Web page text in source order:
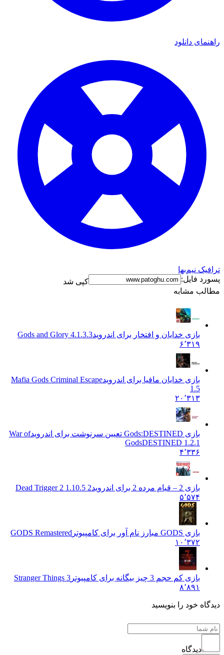
راهنمای دانلود
ترافیک نیم‌بها
پسورد فایل:
کپی شد
مطالب مشابه
بازی خدایان و افتخار برای اندرویدGods and Glory 4.1.3.3
۶٬۳۱۹
بازی خدایان مافیا برای اندرویدMafia Gods Criminal Escape
1.5
۲۰٬۳۱۳
بازی Gods:DESTINED تعیین سرنوشت برای اندروید
War of
GodsDESTINED 1.2.1
۴٬۳۳۶
بازی 2 – قیام مرده 2 برای اندروید
Dead Trigger 2 1.10.5 2
۵٬۵۷۴
بازی GODS مبارز نام آور برای کامپیوتر
GODS Remastered
۱۰٬۳۷۲
بازی کم حجم 3 چیز بیگانه برای کامپیوتر
Stranger Things 3
۸٬۸۹۱
دیدگاه خود را بنویسید
دیدگاه